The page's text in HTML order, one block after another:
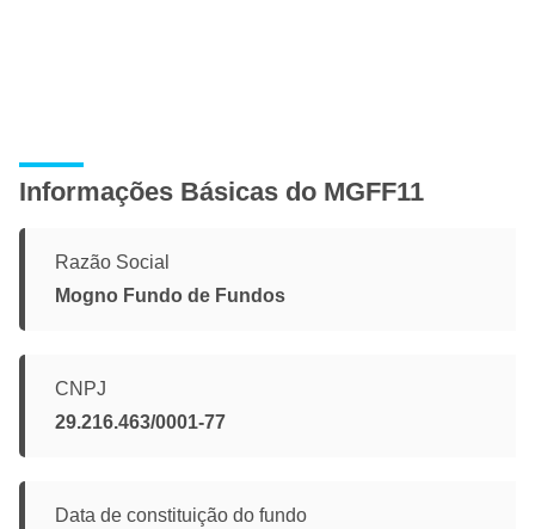
Informações Básicas do MGFF11
Razão Social
Mogno Fundo de Fundos
CNPJ
29.216.463/0001-77
Data de constituição do fundo